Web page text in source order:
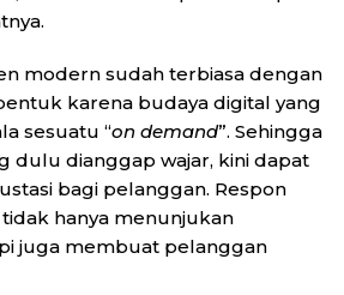
modern sudah terbiasa dengan
karena budaya digital yang
sesuatu “on demand”. Sehingga
dulu dianggap wajar, kini dapat
bagi pelanggan. Respon
hanya menunjukan
juga membuat pelanggan